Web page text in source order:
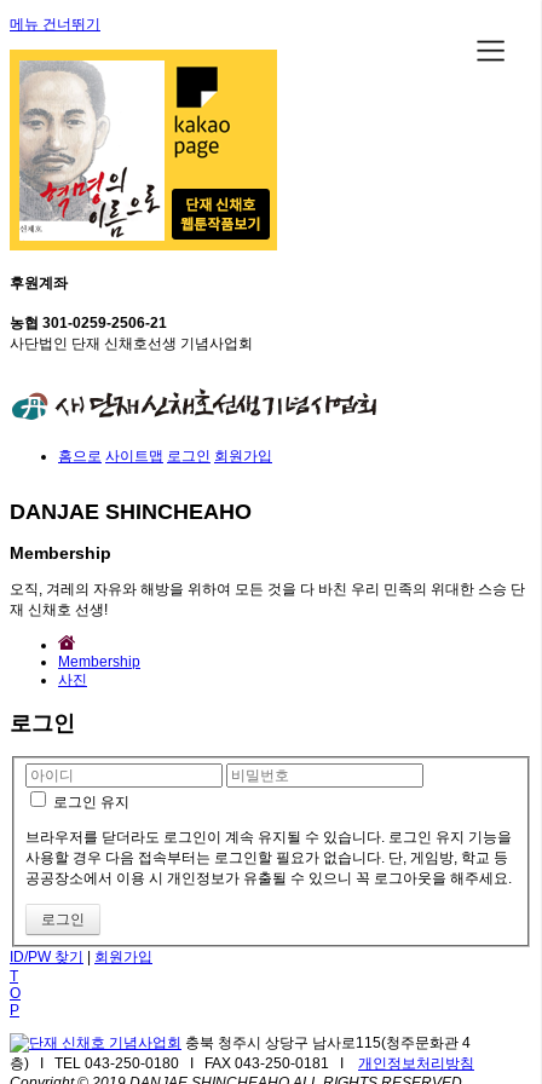
메뉴 건너뛰기
후원계좌
농협 301-0259-2506-21
사단법인 단재 신채호선생 기념사업회
홈으로 사이트맵 로그인 회원가입
DANJAE SHINCHEAHO
Membership
오직, 겨레의 자유와 해방을 위하여 모든 것을 다 바친 우리 민족의 위대한 스승 단
재 신채호 선생!
Membership
사진
로그인
로그인 유지
브라우저를 닫더라도 로그인이 계속 유지될 수 있습니다. 로그인 유지 기능을
사용할 경우 다음 접속부터는 로그인할 필요가 없습니다. 단, 게임방, 학교 등
공공장소에서 이용 시 개인정보가 유출될 수 있으니 꼭 로그아웃을 해주세요.
ID/PW 찾기 | 회원가입
T
O
P
충북 청주시 상당구 남사로115(청주문화관 4
층) I TEL 043-250-0180 I FAX 043-250-0181 I 개인정보처리방침